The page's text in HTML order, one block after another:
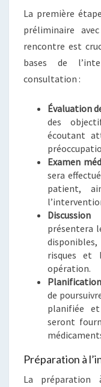
La première
préliminaire
rencontre est
bases de
consultation :
Évaluation
des
écoutant
Examen
sera
patient,
présentera
risques et
opération.
de
planifiée
seront
Préparation à
La préparation